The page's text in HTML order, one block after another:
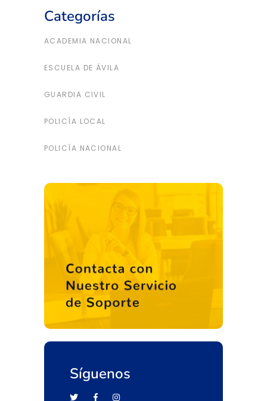
Categorías
ACADEMIA NACIONAL
ESCUELA DE ÁVILA
GUARDIA CIVIL
POLICÍA LOCAL
POLICÍA NACIONAL
Síguenos